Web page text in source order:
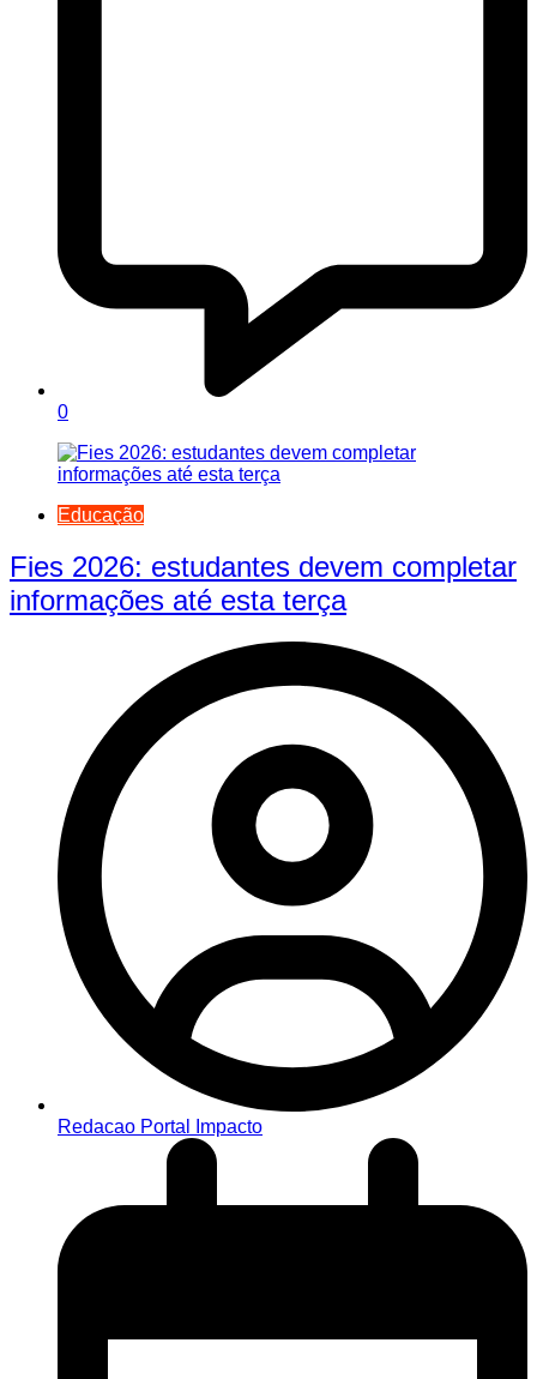
0
Educação
Fies 2026: estudantes devem completar
informações até esta terça
Redacao Portal Impacto